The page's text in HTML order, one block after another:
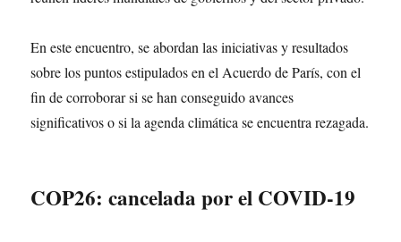
En este encuentro, se abordan las iniciativas y resultados
sobre los puntos estipulados en el Acuerdo de París, con el
fin de corroborar si se han conseguido avances
significativos o si la agenda climática se encuentra rezagada.
COP26: cancelada por el COVID-19